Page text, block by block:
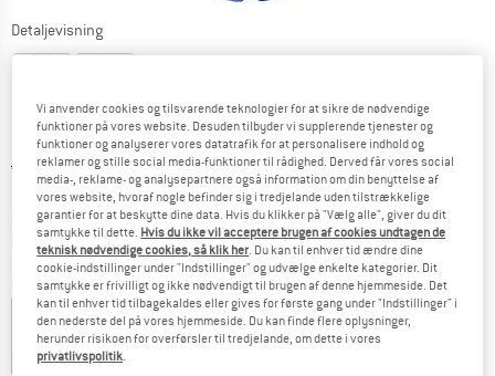
Detaljevisning
Original pris :
44,95€
Pris:
13,49€ inkl. moms.
KR100,85
plus ForsendelsesomkostningerOplysninger om
Farve:Shining Blue / Dark Blue Print
70% 70%
Vi anvender cookies og tilsvarende teknologier for at sikre de nødvendige
funktioner på vores website. Desuden tilbyder vi supplerende tjenester og
funktioner og analyserer vores datatrafik for at personalisere indhold og
reklamer og stille social media-funktioner til rådighed. Derved får vores social
media-, reklame- og analysepartnere også information om din benyttelse af
vores website, hvoraf nogle befinder sig i tredjelande uden tilstrækkelige
garantier for at beskytte dine data. Hvis du klikker på "Vælg alle", giver du dit
samtykke til dette. Hvis du ikke vil acceptere brugen af cookies undtagen de
teknisk nødvendige cookies, så klik her . Du kan til enhver tid ændre dine
cookie-indstillinger under "Indstillinger" og udvælge enkelte kategorier. Dit
samtykke er frivilligt og ikke nødvendigt til brugen af denne hjemmeside. Det
kan til enhver tid tilbagekaldes eller gives for første gang under "Indstillinger" i
den nederste del på vores hjemmeside. Du kan finde flere oplysninger,
herunder risikoen for overførsler til tredjelande, om dette i vores
privatlivspolitik